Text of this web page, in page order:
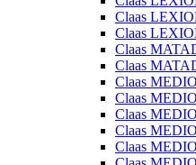
Claas
Claas
Claas
Claas
Claas
Claas
Claas
Claas
Claas